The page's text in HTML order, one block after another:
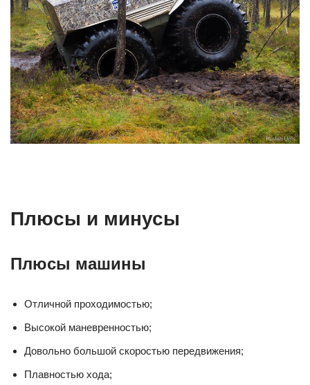
Плюсы и минусы
Плюсы машины
Отличной проходимостью;
Высокой маневренностью;
Довольно большой скоростью передвижения;
Плавностью хода;